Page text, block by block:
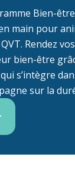
Bien-
main pour
Rendez
bien-être
s’intègre
sur la